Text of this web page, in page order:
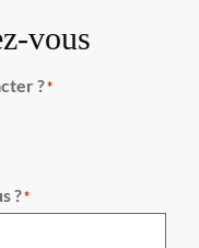
vous
?*
?*